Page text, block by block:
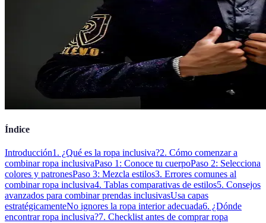
Índice
Introducción1. ¿Qué es la ropa inclusiva?2. Cómo comenzar a
combinar ropa inclusivaPaso 1: Conoce tu cuerpoPaso 2: Selecciona
colores y patronesPaso 3: Mezcla estilos3. Errores comunes al
combinar ropa inclusiva4. Tablas comparativas de estilos5. Consejos
avanzados para combinar prendas inclusivasUsa capas
estratégicamenteNo ignores la ropa interior adecuada6. ¿Dónde
encontrar ropa inclusiva?7. Checklist antes de comprar ropa